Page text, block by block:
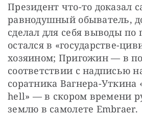
Президент что-то доказал
равнодушный обыватель,
сделал для себя выводы по
остался в «государстве-
хозяином; Пригожин — в
соответствии с надписью
соратника Вагнера-Уткина
hell» — в скором времени
землю в самолете Embraer.